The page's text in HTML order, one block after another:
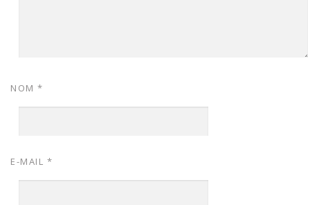
NOM *
E-MAIL *